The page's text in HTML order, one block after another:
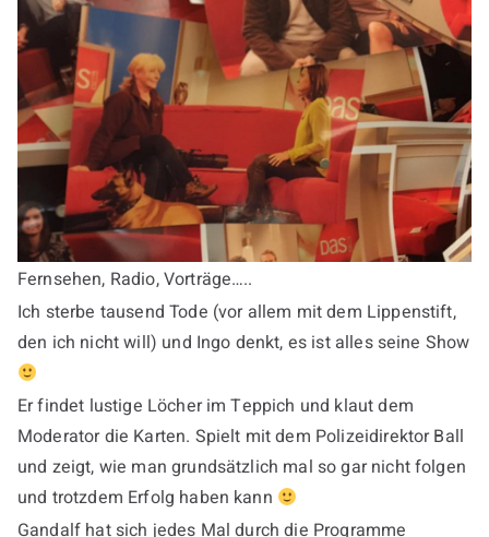
Fernsehen, Radio, Vorträge…..
Ich sterbe tausend Tode (vor allem mit dem Lippenstift,
den ich nicht will) und Ingo denkt, es ist alles seine Show
Er findet lustige Löcher im Teppich und klaut dem
Moderator die Karten. Spielt mit dem Polizeidirektor Ball
und zeigt, wie man grundsätzlich mal so gar nicht folgen
und trotzdem Erfolg haben kann
Gandalf hat sich jedes Mal durch die Programme